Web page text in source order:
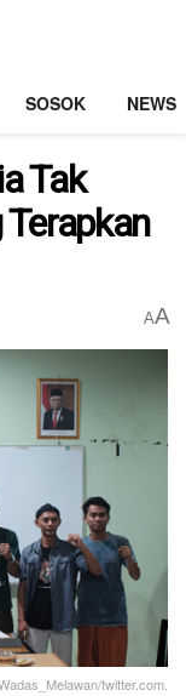
SOSOK NEWS
Tak
AA
twitter.com.